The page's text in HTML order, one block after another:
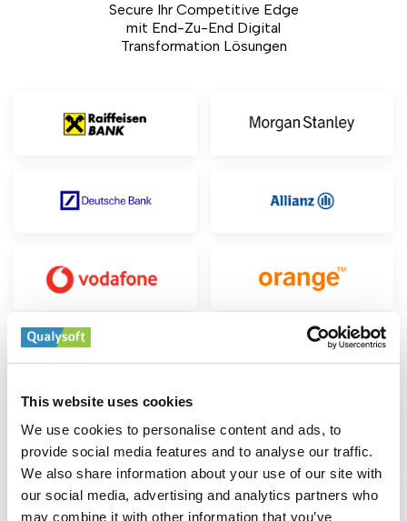
This website uses cookies
We use cookies to personalise content and ads, to
provide social media features and to analyse our traffic.
We also share information about your use of our site with
our social media, advertising and analytics partners who
may combine it with other information that you’ve
Secure Ihr Competitive Edge
mit End-Zu-End Digital
Transformation Lösungen